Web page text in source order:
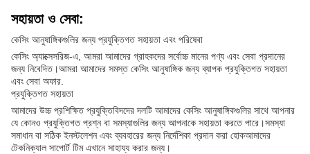
সহায়তা ও সেবা:
কেসিং আনুষাঙ্গিকগুলির জন্য প্রযুক্তিগত সহায়তা এবং পরিষেবা
কেসিং অ্যাক্সেসরিজ-এ, আমরা আমাদের গ্রাহকদের সর্বোচ্চ মানের পণ্য এবং সেবা প্রদানের
জন্য নিবেদিত।আমরা আমাদের সমস্ত কেসিং আনুষাঙ্গিক জন্য ব্যাপক প্রযুক্তিগত সহায়তা
এবং সেবা অফার.
প্রযুক্তিগত সহায়তা
আমাদের উচ্চ প্রশিক্ষিত প্রযুক্তিবিদদের দলটি আমাদের কেসিং আনুষাঙ্গিকগুলির সাথে আপনার
যে কোনও প্রযুক্তিগত প্রশ্ন বা সমস্যাগুলির জন্য আপনাকে সহায়তা করতে পারে।সমস্যা
সমাধান বা সঠিক ইনস্টলেশন এবং ব্যবহারের জন্য নির্দেশিকা প্রদান করা হোকআমাদের
টেকনিক্যাল সাপোর্ট টিম এখানে সাহায্য করার জন্য।